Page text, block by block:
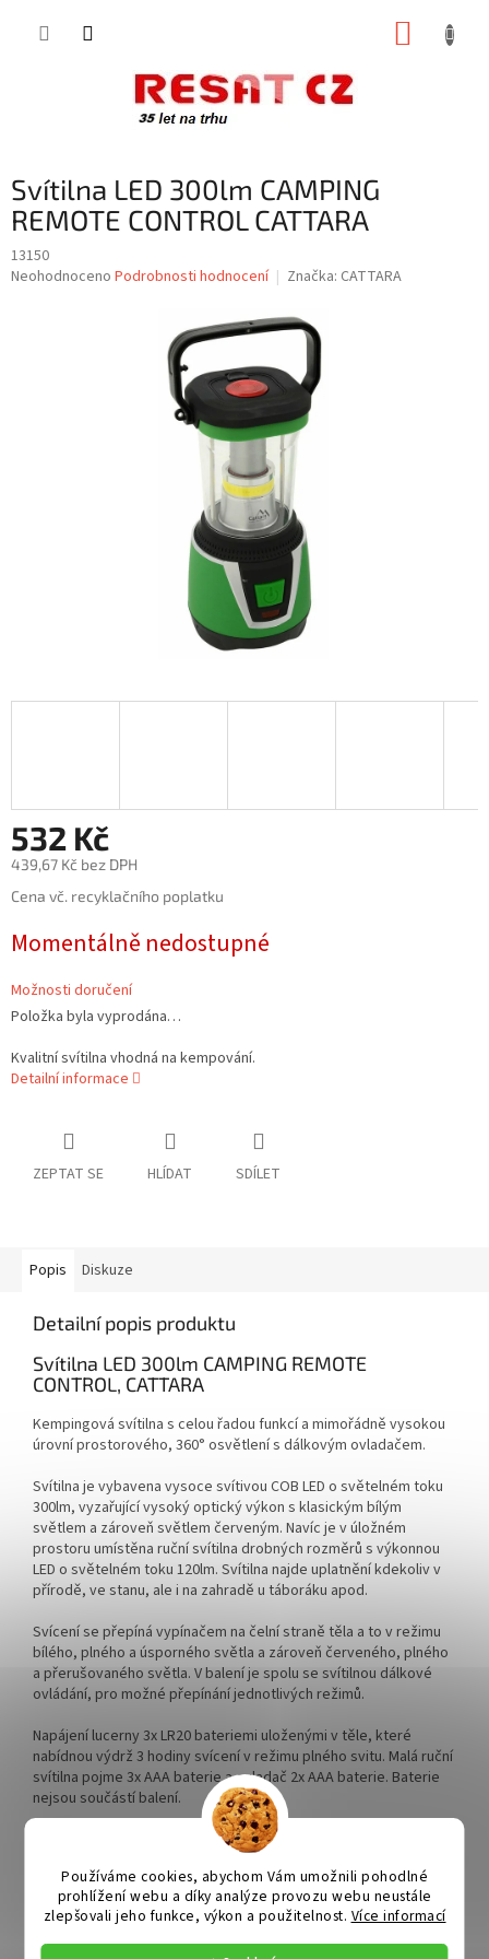
Používáme cookies, abychom Vám umožnili pohodlné
prohlížení webu a díky analýze provozu webu neustále
zlepšovali jeho funkce, výkon a použitelnost. Více informací
Svítilna LED 300lm CAMPING
REMOTE CONTROL CATTARA
13150
Průměrné
Neohodnoceno Podrobnosti hodnocení Značka: CATTARA
532 Kč
439,67 Kč bez DPH
Měrná
Cena vč. recyklačního poplatku
Momentálně nedostupné
Možnosti doručení
Položka byla vyprodána…
Kvalitní svítilna vhodná na kempování.
Detailní informace
ZEPTAT SE HLÍDAT SDÍLET
Popis Diskuze
Detailní popis produktu
Svítilna LED 300lm CAMPING REMOTE
CONTROL, CATTARA
Kempingová svítilna s celou řadou funkcí a mimořádně vysokou
úrovní prostorového, 360° osvětlení s dálkovým ovladačem.
Svítilna je vybavena vysoce svítivou COB LED o světelném toku
300lm, vyzařující vysoký optický výkon s klasickým bílým
světlem a zároveň světlem červeným. Navíc je v úložném
prostoru umístěna ruční svítilna drobných rozměrů s výkonnou
LED o světelném toku 120lm. Svítilna najde uplatnění kdekoliv v
přírodě, ve stanu, ale i na zahradě u táboráku apod.
Svícení se přepíná vypínačem na čelní straně těla a to v režimu
bílého, plného a úsporného světla a zároveň červeného, plného
a přerušovaného světla. V balení je spolu se svítilnou dálkové
ovládání, pro možné přepínání jednotlivých režimů.
Napájení lucerny 3x LR20 bateriemi uloženými v těle, které
nabídnou výdrž 3 hodiny svícení v režimu plného svitu. Malá ruční
svítilna pojme 3x AAA baterie a ovladač 2x AAA baterie. Baterie
nejsou součástí balení.
Svítilna je precizně vyrobená z odolného a z části
rukojetí pro snadné přenášení, či zavěšení a je odolná stříkající
vodě.